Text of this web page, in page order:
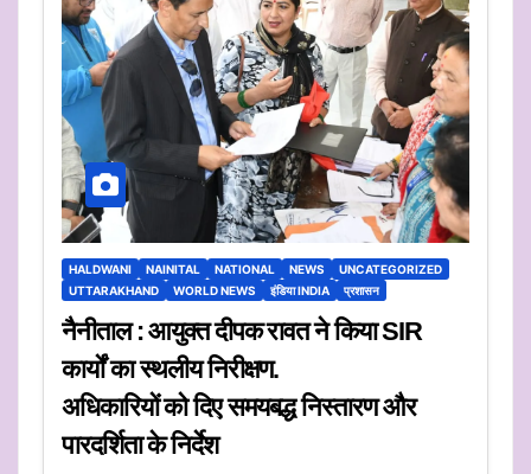
HALDWANI NAINITAL NATIONAL NEWS
UNCATEGORIZED
UTTARAKHAND
WORLD NEWS इंडिया INDIA प्रशासन
नैनीताल : आयुक्त दीपक रावत ने किया SIR
कार्यों का स्थलीय निरीक्षण.
अधिकारियों को दिए समयबद्ध निस्तारण और
पारदर्शिता के निर्देश